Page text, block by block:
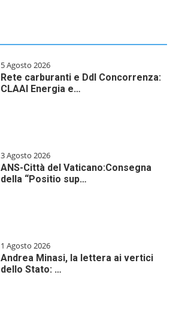
5 Agosto 2026
Rete carburanti e Ddl Concorrenza:
CLAAI Energia e…
3 Agosto 2026
ANS-Città del Vaticano:Consegna
della “Positio sup…
1 Agosto 2026
Andrea Minasi, la lettera ai vertici
dello Stato: …